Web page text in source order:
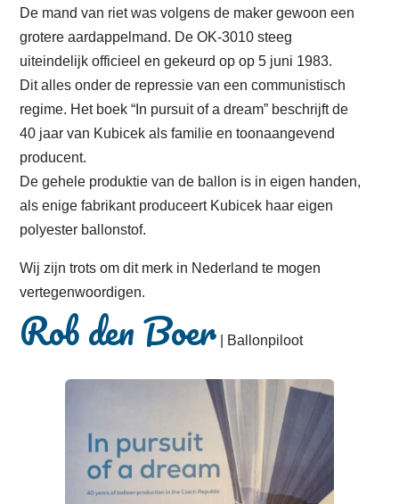
De mand van riet was volgens de maker gewoon een
grotere aardappelmand. De OK-3010 steeg
uiteindelijk officieel en gekeurd op op 5 juni 1983.
Dit alles onder de repressie van een communistisch
regime. Het boek “In pursuit of a dream” beschrijft de
40 jaar van Kubicek als familie en toonaangevend
producent.
De gehele produktie van de ballon is in eigen handen,
als enige fabrikant produceert Kubicek haar eigen
polyester ballonstof.
Wij zijn trots om dit merk in Nederland te mogen
vertegenwoordigen.
Rob den Boer | Ballonpiloot